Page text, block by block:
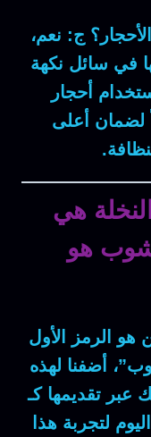
ج: نعم،
في سائل نكهة
أحجار
لضمان أعلى
هي
هو
هو الرمز الأول
أضفنا لهذه
عبر تقديمها كـ
لتجربة هذا